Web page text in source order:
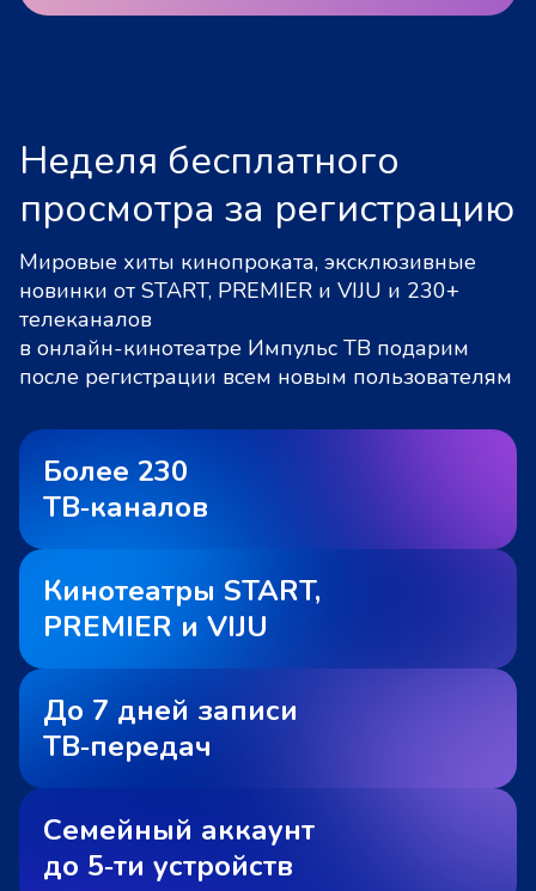
Неделя бесплатного
просмотра за регистрацию
Мировые хиты кинопроката, эксклюзивные
новинки от START, PREMIER и VIJU и 230+
телеканалов
в онлайн-кинотеатре Импульс ТВ подарим
после регистрации всем новым пользователям
Более 230
ТВ‑каналов
Кинотеатры START,
PREMIER и VIJU
До 7 дней записи
ТВ‑передач
Семейный аккаунт
до 5‑ти устройств